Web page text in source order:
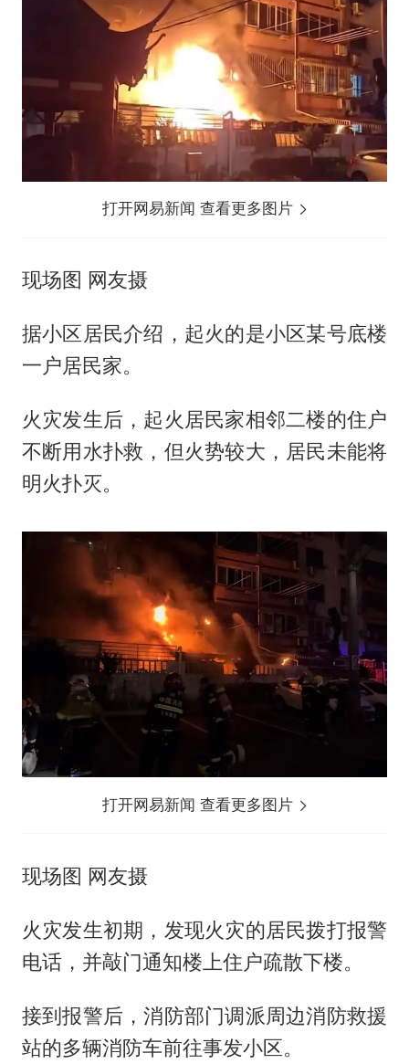
打开网易新闻 查看更多图片
现场图 网友摄
据小区居民介绍，起火的是小区某号底楼
一户居民家。
火灾发生后，起火居民家相邻二楼的住户
不断用水扑救，但火势较大，居民未能将
明火扑灭。
打开网易新闻 查看更多图片
现场图 网友摄
火灾发生初期，发现火灾的居民拨打报警
电话，并敲门通知楼上住户疏散下楼。
接到报警后，消防部门调派周边消防救援
站的多辆消防车前往事发小区。